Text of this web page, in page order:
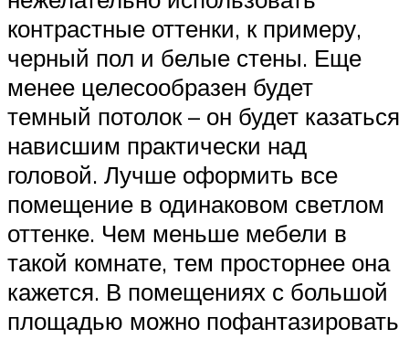
контрастные оттенки, к примеру,
черный пол и белые стены. Еще
менее целесообразен будет
темный потолок – он будет казаться
нависшим практически над
головой. Лучше оформить все
помещение в одинаковом светлом
оттенке. Чем меньше мебели в
такой комнате, тем просторнее она
кажется. В помещениях с большой
площадью можно пофантазировать